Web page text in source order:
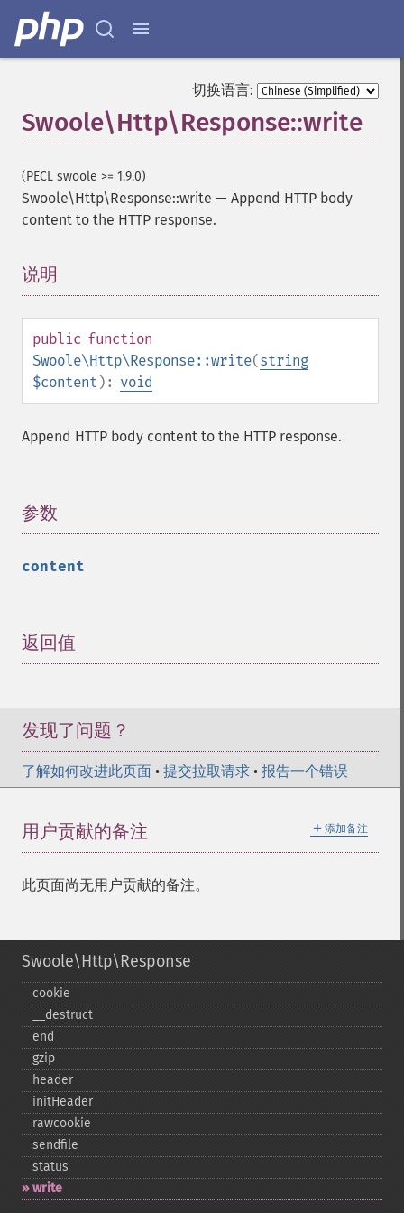
切换语言:
Swoole\Http\Response::write
(PECL swoole >= 1.9.0)
Swoole\Http\Response::write — Append HTTP body
content to the HTTP response.
说明
public function
Swoole\Http\Response::write(string
$content ): void
Append HTTP body content to the HTTP response.
参数
content
返回值
发现了问题？
了解如何改进此页面 • 提交拉取请求 • 报告一个错误
＋ 添加备注
用户贡献的备注
此页面尚无用户贡献的备注。
Swoole\Http\Response
cookie
_​_​destruct
end
gzip
header
initHeader
rawcookie
sendfile
status
write